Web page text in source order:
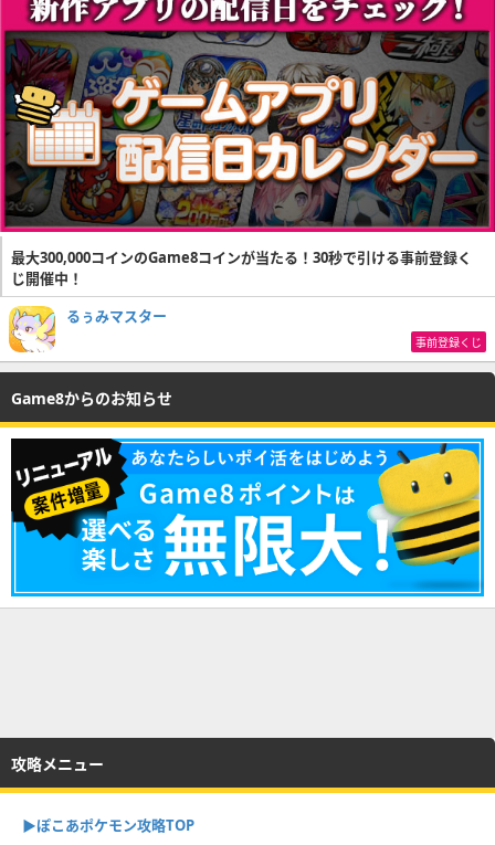
最大300,000コインのGame8コインが当たる！30秒で引ける事前登録く
じ開催中！
るぅみマスター
事前登録くじ
Game8からのお知らせ
攻略メニュー
▶︎ぽこあポケモン攻略TOP